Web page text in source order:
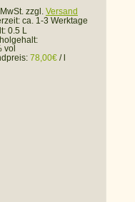
zzgl. Versand
ca. 1-3 Werktage
0.5 L
vol
78,00€ /